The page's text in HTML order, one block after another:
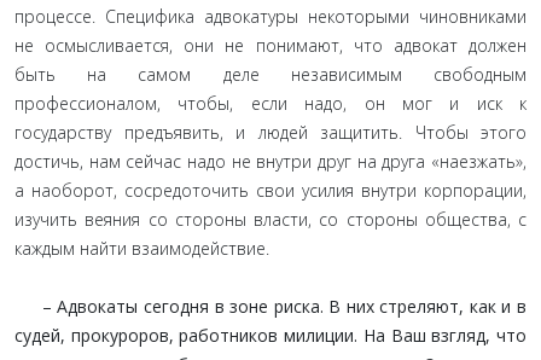
процессе. Специфика адвокатуры некоторыми чиновниками
не осмысливается, они не понимают, что адвокат должен
быть на самом деле независимым свободным
профессионалом, чтобы, если надо, он мог и иск к
государству предъявить, и людей защитить. Чтобы этого
достичь, нам сейчас надо не внутри друг на друга «наезжать»,
а наоборот, сосредоточить свои усилия внутри корпорации,
изучить веяния со стороны власти, со стороны общества, с
каждым найти взаимодействие.
– Адвокаты сегодня в зоне риска. В них стреляют, как и в
судей, прокуроров, работников милиции. На Ваш взгляд, что